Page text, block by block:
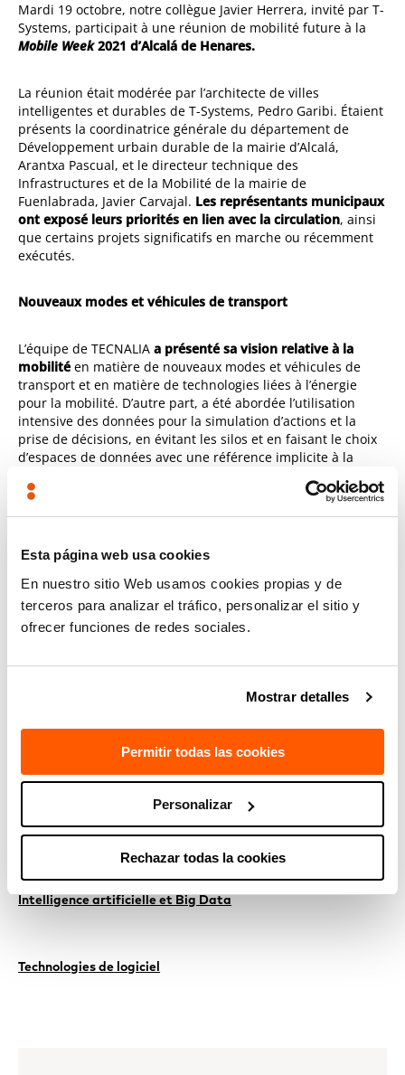
Esta página web usa cookies
En nuestro sitio Web usamos cookies propias y de
terceros para analizar el tráfico, personalizar el sitio y
ofrecer funciones de redes sociales.
Mostrar detalles
Permitir todas las cookies
Personalizar
Rechazar todas la cookies
Mardi 19 octobre, notre collègue Javier Herrera, invité par T-
Systems, participait à une réunion de mobilité future à la
Mobile Week2021 d’Alcalá de Henares.
La réunion était modérée par l’architecte de villes
intelligentes et durables de T-Systems, Pedro Garibi. Étaient
présents la coordinatrice générale du département de
Développement urbain durable de la mairie d’Alcalá,
Arantxa Pascual, et le directeur technique des
Infrastructures et de la Mobilité de la mairie de
Fuenlabrada, Javier Carvajal. Les représentants municipaux
ont exposé leurs priorités en lien avec la circulation, ainsi
que certains projets significatifs en marche ou récemment
exécutés.
Nouveaux modes et véhicules de transport
L’équipe de TECNALIAa présenté sa vision relative à la
mobilitéen matière de nouveaux modes et véhicules de
transport et en matière de technologies liées à l’énergie
pour la mobilité. D’autre part, a été abordée l’utilisation
intensive des données pour la simulation d’actions et la
prise de décisions, en évitant les silos et en faisant le choix
d’espaces de données avec une référence implicite à la
L’exposition était accompagnée de la projection d’une vidéo
technologiques en matière de nouveaux véhicules. Il a été
recommandé auxpouvoirs publics de prendre rapidement
leurs responsabilités car ils devront considérer cette
technologie et d’autres technologies avancées lors de la
planification des services et de l’ordonnancement
Cybersécurité
Intelligence artificielle et Big Data
Technologies de logiciel